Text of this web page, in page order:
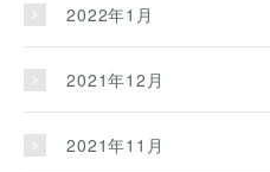
2022年1月
2021年12月
2021年11月